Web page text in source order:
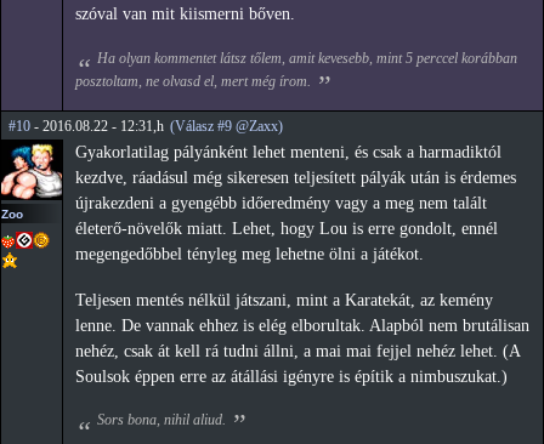
szóval van mit kiismerni bőven.
Ha olyan kommentet látsz tőlem, amit kevesebb, mint 5 perccel korábban
posztoltam, ne olvasd el, mert még írom.
#10 - 2016.08.22 - 12:31,h (Válasz #9 @Zaxx)
Zoo
Gyakorlatilag pályánként lehet menteni, és csak a harmadiktól
kezdve, ráadásul még sikeresen teljesített pályák után is érdemes
újrakezdeni a gyengébb időeredmény vagy a meg nem talált
életerő-növelők miatt. Lehet, hogy Lou is erre gondolt, ennél
megengedőbbel tényleg meg lehetne ölni a játékot.
Teljesen mentés nélkül játszani, mint a Karatekát, az kemény
lenne. De vannak ehhez is elég elborultak. Alapból nem brutálisan
nehéz, csak át kell rá tudni állni, a mai mai fejjel nehéz lehet. (A
Soulsok éppen erre az átállási igényre is építik a nimbuszukat.)
Sors bona, nihil aliud.